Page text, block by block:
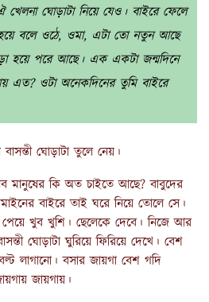
খেলনা ঘোড়াটা নিয়ে যেও। বাইরে ফেলে
বলে ওঠে, ওমা, এটা তো নতুন আছে
হয়ে পরে আছে। এক একটা জন্মদিনে
এত? ওটা অনেকদিনের তুমি বাইরে
ঘোড়াটা তুলে নেয়।
মানুষের কি অত চাইতে আছে? বাবুদের
বাইরে তাই ঘরে নিয়ে তোলে সে।
খুব খুশি। ছেলেকে দেবে। নিজে আর
ঘোড়াটা ঘুরিয়ে ফিরিয়ে দেখে। বেশ
লাগানো। বসার জায়গা বেশ গদি
জায়গায়।